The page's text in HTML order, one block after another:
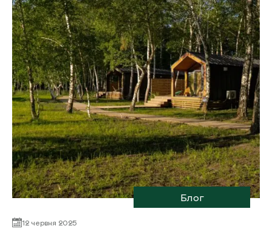
Блог
12 червня 2025